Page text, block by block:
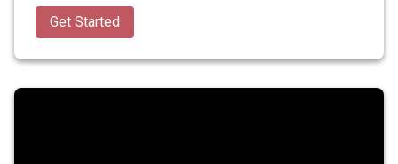
Get Started